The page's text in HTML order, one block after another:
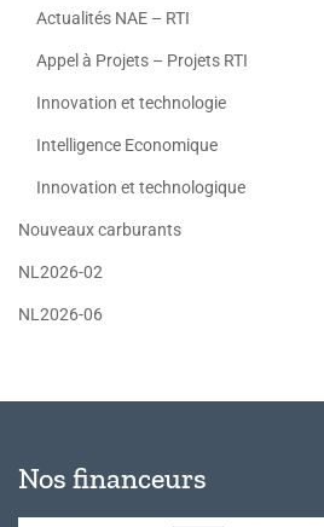
Actualités NAE – RTI
Appel à Projets – Projets RTI
Innovation et technologie
Intelligence Economique
Innovation et technologique
Nouveaux carburants
NL2026-02
NL2026-06
Nos financeurs